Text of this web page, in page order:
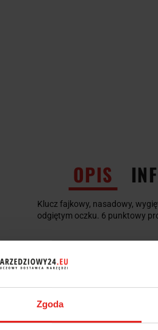
Zgoda
OPIS
Klucz fajkowy, nasadowy,
odgiętym oczku. 6 punktowy